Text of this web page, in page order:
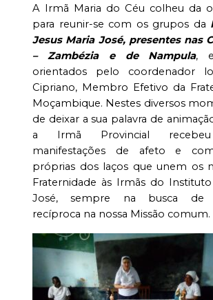
A Irmã Maria do Céu colheu da
para reunir-se com os grupos da
Jesus Maria José, presentes nas
– Zambézia e de Nampula,
orientados pelo coordenador
Cipriano, Membro Efetivo da
Moçambique. Nestes diversos
de deixar a sua palavra de
a Irmã Provincial recebeu
manifestações de afeto e
próprias dos laços que unem os
Fraternidade às Irmãs do Instituto
José, sempre na busca de
recíproca na nossa Missão comum.